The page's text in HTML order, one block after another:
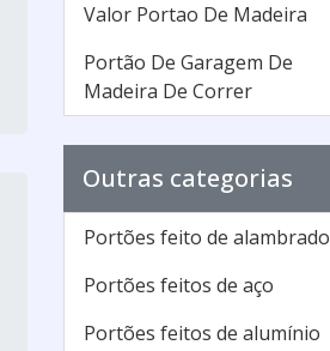
Valor Portao De Madeira
Portão De Garagem De
Madeira De Correr
Outras categorias
Portões feito de alambrado
Portões feitos de aço
Portões feitos de alumínio